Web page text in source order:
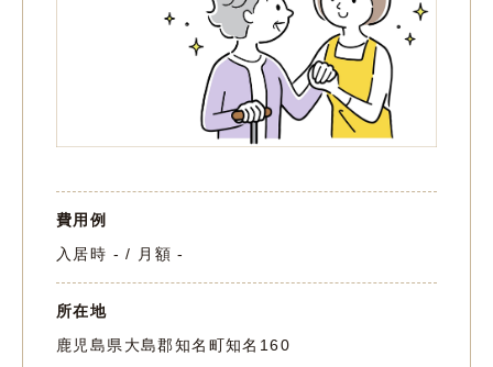
費用例
入居時 - / 月額 -
所在地
鹿児島県大島郡知名町知名160